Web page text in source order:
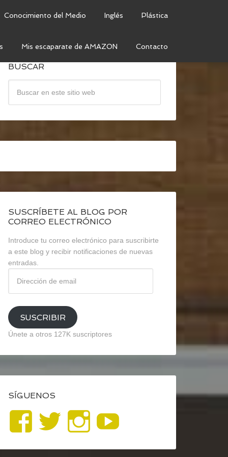
Conocimiento del Medio Inglés Plástica
Mis escaparate de AMAZON Contacto
BUSCAR
SUSCRÍBETE AL BLOG POR
CORREO ELECTRÓNICO
Introduce tu correo electrónico para suscribirte
a este blog y recibir notificaciones de nuevas
entradas.
email
SUSCRIBIR
Únete a otros 127K suscriptores
SÍGUENOS
Ver
perfil
Ver
perfil
Ver
perfil